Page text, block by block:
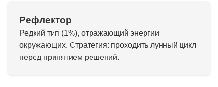
Рефлектор
Редкий тип (1%), отражающий энергии
окружающих. Стратегия: проходить лунный цикл
перед принятием решений.